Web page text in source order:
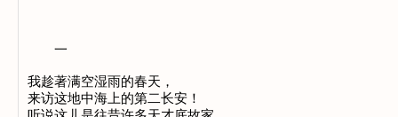
一
我趁著满空湿雨的春天，
来访这地中海上的第二长安！